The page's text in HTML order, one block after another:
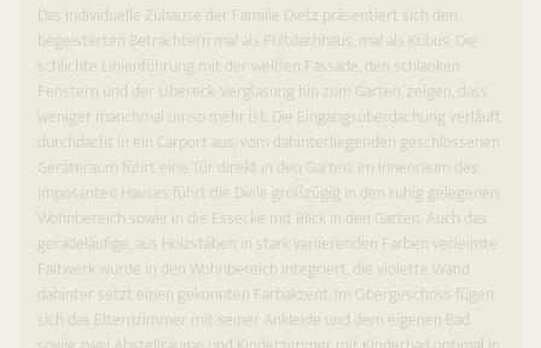
Das individuelle Zuhause der Familie Dietz präsentiert sich den
begeisterten Betrachtern mal als Pultdachhaus, mal als Kubus. Die
schlichte Linienführung mit der weißen Fassade, den schlanken
Fenstern und der Übereck-Verglasung hin zum Garten, zeigen, dass
weniger manchmal umso mehr ist. Die Eingangsüberdachung verläuft
durchdacht in ein Carport aus, vom dahinterliegenden geschlossenen
Geräteraum führt eine Tür direkt in den Garten. Im Innenraum des
imposanten Hauses führt die Diele großzügig in den ruhig gelegenen
Wohnbereich sowie in die Essecke mit Blick in den Garten. Auch das
geradeläufige, aus Holzstäben in stark variierenden Farben verleimte
Faltwerk wurde in den Wohnbereich integriert, die violette Wand
dahinter setzt einen gekonnten Farbakzent. Im Obergeschoss fügen
sich das Elternzimmer mit seiner Ankleide und dem eigenen Bad